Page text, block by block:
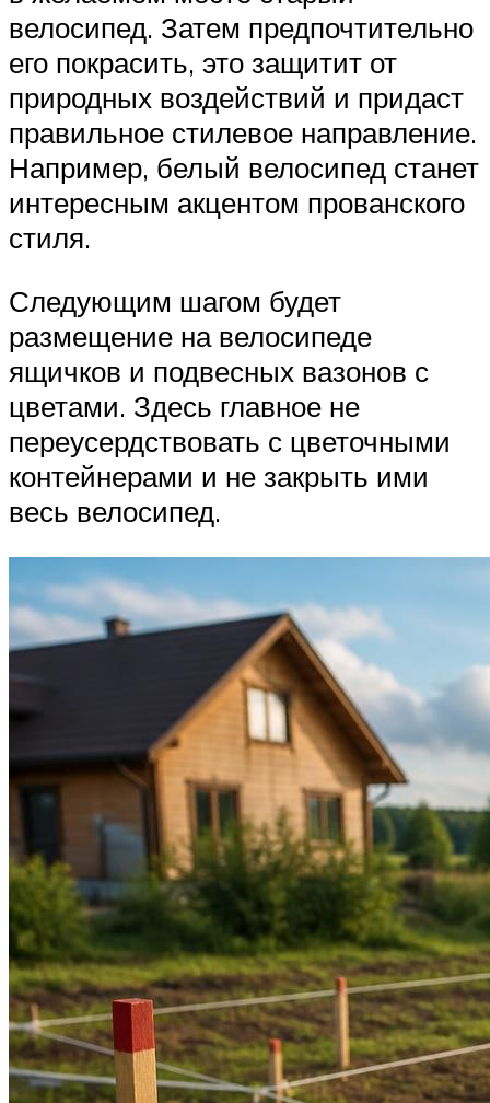
велосипед. Затем предпочтительно
его покрасить, это защитит от
природных воздействий и придаст
правильное стилевое направление.
Например, белый велосипед станет
интересным акцентом прованского
стиля.
Следующим шагом будет
размещение на велосипеде
ящичков и подвесных вазонов с
цветами. Здесь главное не
переусердствовать с цветочными
контейнерами и не закрыть ими
весь велосипед.